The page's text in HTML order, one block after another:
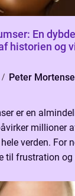
En
historien og
Peter
er en
millioner
verden. For
til frustration